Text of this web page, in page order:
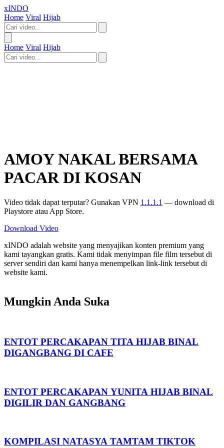
xINDO
Home Viral Hijab
Home Viral Hijab
AMOY NAKAL BERSAMA
PACAR DI KOSAN
Facebook
TwitterWhatsAppTelegram
Video tidak dapat terputar? Gunakan VPN
Download Video
xINDO adalah website yang menyajikan konten premium yang
website kami.
DIGANGBANG DI CAFE
DIGILIR DAN GANGBANG